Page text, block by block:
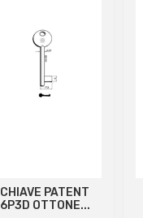
CHIAVE PATENT
6P3D OTTONE...